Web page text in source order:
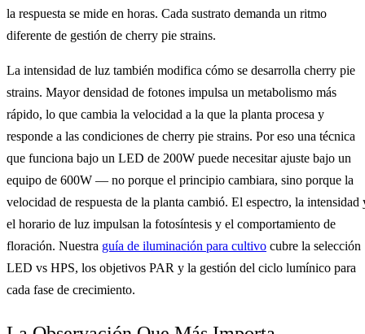
la respuesta se mide en horas. Cada sustrato demanda un ritmo
diferente de gestión de cherry pie strains.
La intensidad de luz también modifica cómo se desarrolla cherry pie
strains. Mayor densidad de fotones impulsa un metabolismo más
rápido, lo que cambia la velocidad a la que la planta procesa y
responde a las condiciones de cherry pie strains. Por eso una técnica
que funciona bajo un LED de 200W puede necesitar ajuste bajo un
equipo de 600W — no porque el principio cambiara, sino porque la
velocidad de respuesta de la planta cambió. El espectro, la intensidad
el horario de luz impulsan la fotosíntesis y el comportamiento de
floración. Nuestra guía de iluminación para cultivo cubre la selección
LED vs HPS, los objetivos PAR y la gestión del ciclo lumínico para
cada fase de crecimiento.